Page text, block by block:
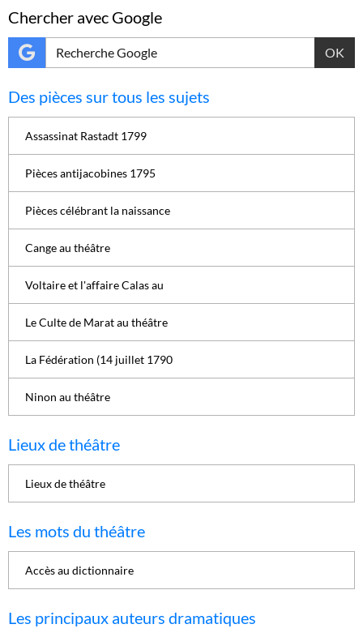
Chercher avec Google
OK
Des pièces sur tous les sujets
Assassinat Rastadt 1799
Pièces antijacobines 1795
Pièces célébrant la naissance
Cange au théâtre
Voltaire et l'affaire Calas au
Le Culte de Marat au théâtre
La Fédération (14 juillet 1790
Ninon au théâtre
Lieux de théâtre
Lieux de théâtre
Les mots du théâtre
Accès au dictionnaire
Les principaux auteurs dramatiques